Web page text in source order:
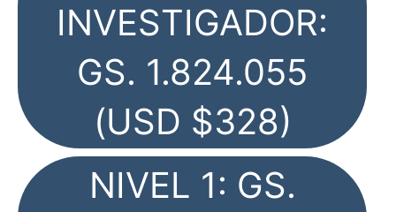
INVESTIGADOR:
GS. 1.824.055
(USD $328)
NIVEL 1: GS.